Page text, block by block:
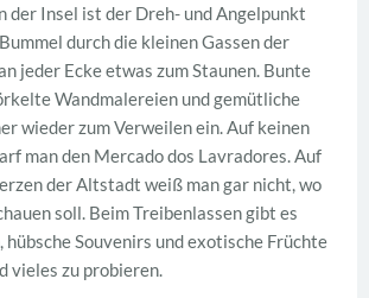
der Insel ist der Dreh- und Angelpunkt
durch die kleinen Gassen der
jeder Ecke etwas zum Staunen. Bunte
Wandmalereien und gemütliche
wieder zum Verweilen ein. Auf keinen
man den Mercado dos Lavradores. Auf
der Altstadt weiß man gar nicht, wo
soll. Beim Treibenlassen gibt es
hübsche Souvenirs und exotische Früchte
vieles zu probieren.